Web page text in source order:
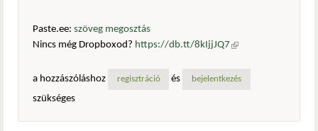
Paste.ee: szöveg megosztás
Nincs még Dropboxod? https://db.tt/8kIjjJQ7 (külső
a hozzászóláshoz
regisztráció és bejelentkezés
szükséges